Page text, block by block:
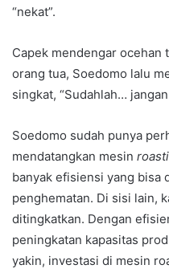
“nekat”.
Capek mendengar ocehan
orang tua, Soedomo lalu
singkat, “Sudahlah…
Soedomo sudah punya
mendatangkan mesin
banyak efisiensi yang bisa
penghematan. Di sisi lain,
ditingkatkan. Dengan
peningkatan kapasitas
yakin, investasi di mesin